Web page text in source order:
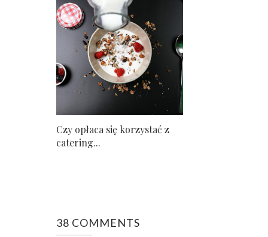
Czy opłaca się korzystać z
catering...
38 COMMENTS